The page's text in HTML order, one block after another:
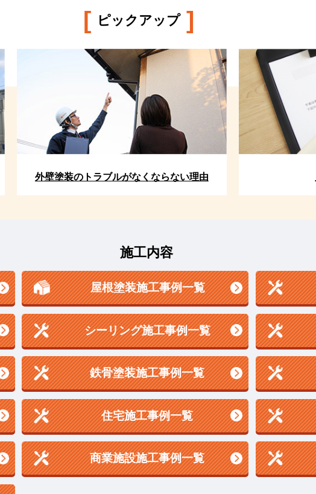
[ ピックアップ ]
外壁塗装のトラブルがなくならない理由
施工内容
屋根塗装施工事例一覧
シーリング施工事例一覧
鉄骨塗装施工事例一覧
住宅施工事例一覧
商業施設施工事例一覧